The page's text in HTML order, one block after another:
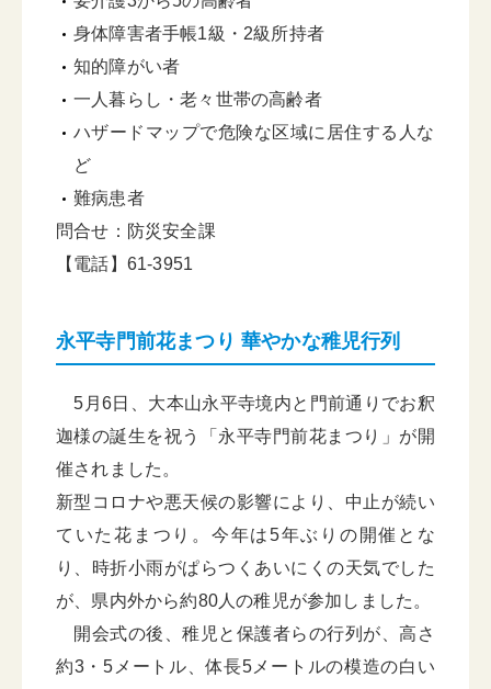
身体障害者手帳1級・2級所持者
知的障がい者
一人暮らし・老々世帯の高齢者
ハザードマップで危険な区域に居住する人な
ど
難病患者
問合せ：防災安全課
【電話】61-3951
永平寺門前花まつり 華やかな稚児行列
5月6日、大本山永平寺境内と門前通りでお釈
迦様の誕生を祝う「永平寺門前花まつり」が開
催されました。
新型コロナや悪天候の影響により、中止が続い
ていた花まつり。今年は5年ぶりの開催とな
り、時折小雨がぱらつくあいにくの天気でした
が、県内外から約80人の稚児が参加しました。
開会式の後、稚児と保護者らの行列が、高さ
約3・5メートル、体長5メートルの模造の白い